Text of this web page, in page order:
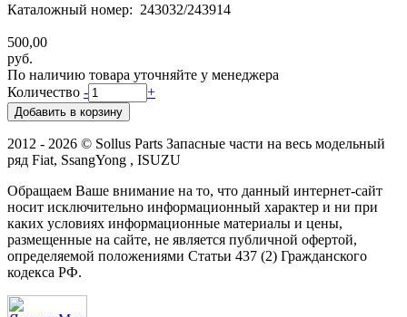
Каталожный номер: 243032/243914
500,00
руб.
По наличию товара уточняйте у менеджера
Количество - +
2012 - 2026 © Sollus Parts Запасные части на весь модельный
ряд Fiat, SsangYong , ISUZU
Обращаем Ваше внимание на то, что данный интернет-сайт
носит исключительно информационный характер и ни при
каких условиях информационные материалы и цены,
размещенные на сайте, не является публичной офертой,
определяемой положениями Статьи 437 (2) Гражданского
кодекса РФ.